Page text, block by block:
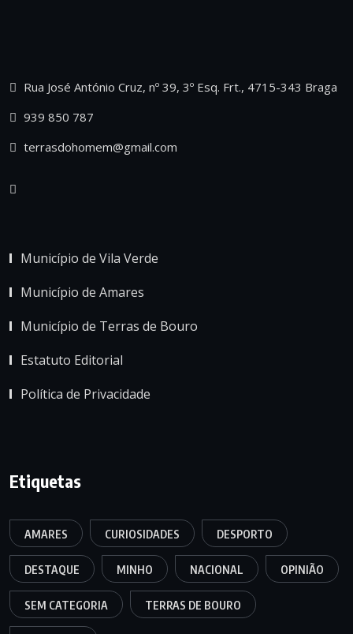
Rua José António Cruz, nº 39, 3º Esq. Frt., 4715-343 Braga
939 850 787
terrasdohomem@gmail.com
Município de Vila Verde
Município de Amares
Município de Terras de Bouro
Estatuto Editorial
Política de Privacidade
Etiquetas
AMARES CURIOSIDADES DESPORTO
DESTAQUE MINHO NACIONAL OPINIÃO
SEM CATEGORIA TERRAS DE BOURO